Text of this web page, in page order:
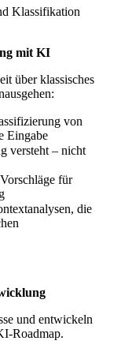
Klassifikation
mit KI
über klassisches
von
Eingabe
versteht – nicht
für
die
und entwickeln
Roadmap.